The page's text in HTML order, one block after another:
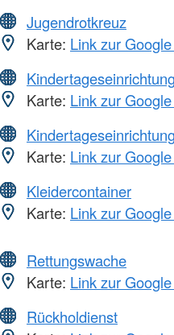
Jugendrotkreuz
Karte: Link zur
Kindertageseinrichtung
Karte: Link zur
Kindertageseinrichtung
Karte: Link zur
Kleidercontainer
Karte: Link zur
Rettungswache
Karte: Link zur
Rückholdienst